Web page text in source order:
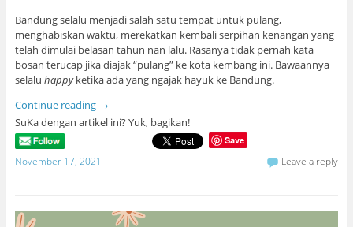
Bandung selalu menjadi salah satu tempat untuk pulang,
menghabiskan waktu, merekatkan kembali serpihan kenangan yang
telah dimulai belasan tahun nan lalu. Rasanya tidak pernah kata
bosan terucap jika diajak “pulang” ke kota kembang ini. Bawaannya
selalu happyketika ada yang ngajak hayuk ke Bandung.
Continue reading →
SuKa dengan artikel ini? Yuk, bagikan!
Save
November 17, 2021 Leave a reply